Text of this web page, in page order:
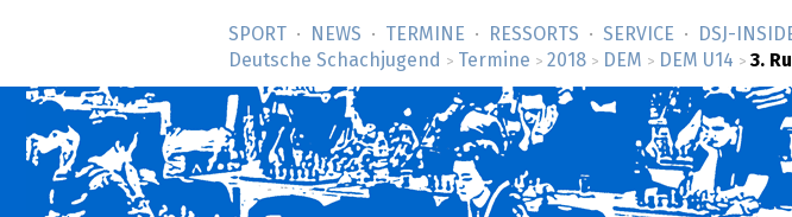
SPORT NEWS TERMINE RESSORTS SERVICE
DSJ-­
Deutsche Schachjugend
> Termine > 2018 > DEM > DEM U14 > 3.